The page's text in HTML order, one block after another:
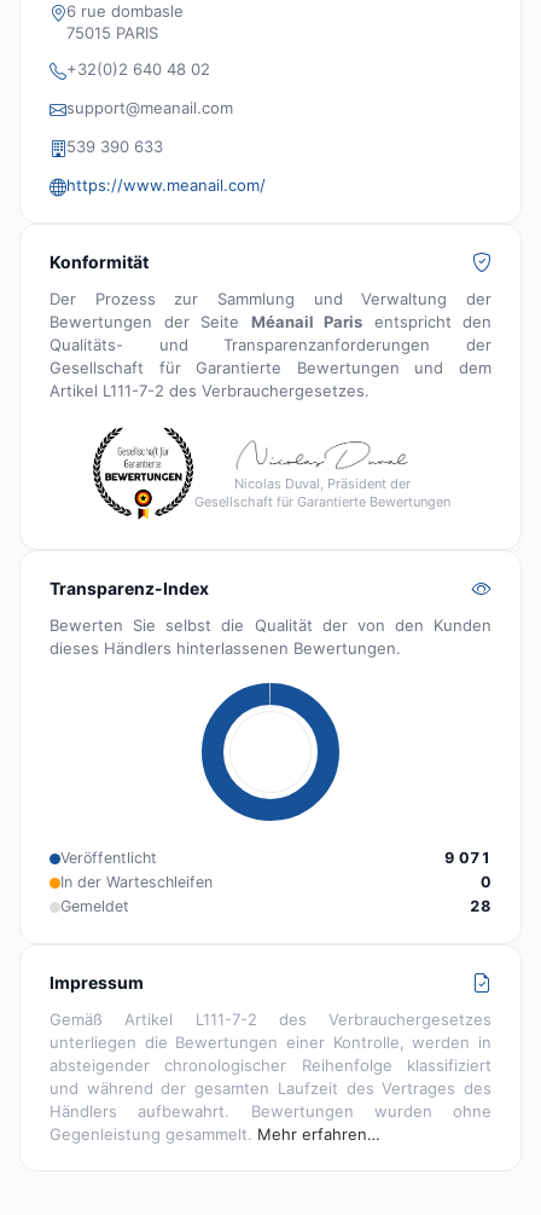
6 rue dombasle
75015 PARIS
+32(0)2 640 48 02
support@meanail.com
539 390 633
https://www.meanail.com/
Konformität
Der Prozess zur Sammlung und Verwaltung der
Bewertungen der Seite Méanail Paris entspricht den
Qualitäts- und Transparenzanforderungen der
Gesellschaft für Garantierte Bewertungen und dem
Artikel L111-7-2 des Verbrauchergesetzes.
Nicolas Duval, Präsident der
Gesellschaft für Garantierte Bewertungen
Transparenz-Index
Bewerten Sie selbst die Qualität der von den Kunden
dieses Händlers hinterlassenen Bewertungen.
Veröffentlicht
9 071
In der Warteschleifen
0
Gemeldet
28
Impressum
Gemäß Artikel L111-7-2 des Verbrauchergesetzes
unterliegen die Bewertungen einer Kontrolle, werden in
absteigender chronologischer Reihenfolge klassifiziert
und während der gesamten Laufzeit des Vertrages des
Händlers aufbewahrt. Bewertungen wurden ohne
Gegenleistung gesammelt. Mehr erfahren…